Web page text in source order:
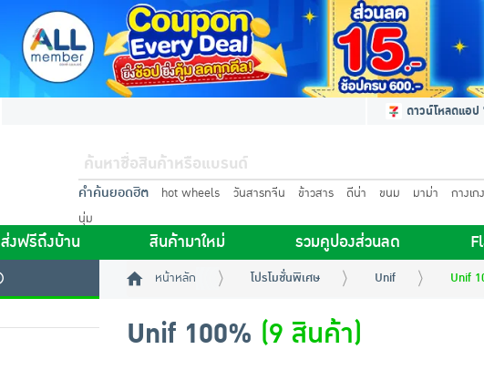
ดาวน์โหลดแอ
คำค้นยอดฮิต hot wheels วันสารทจีน ข้าวสาร ดีน่า ขนม มาม่า กางเก
นุ่ม
ส่งฟรีถึงบ้าน สินค้ามาใหม่ รวมคูปองส่วนลด
หน้าหลัก โปรโมชั่นพิเศษ Unif Unif
Unif 100% (9 สินค้า)